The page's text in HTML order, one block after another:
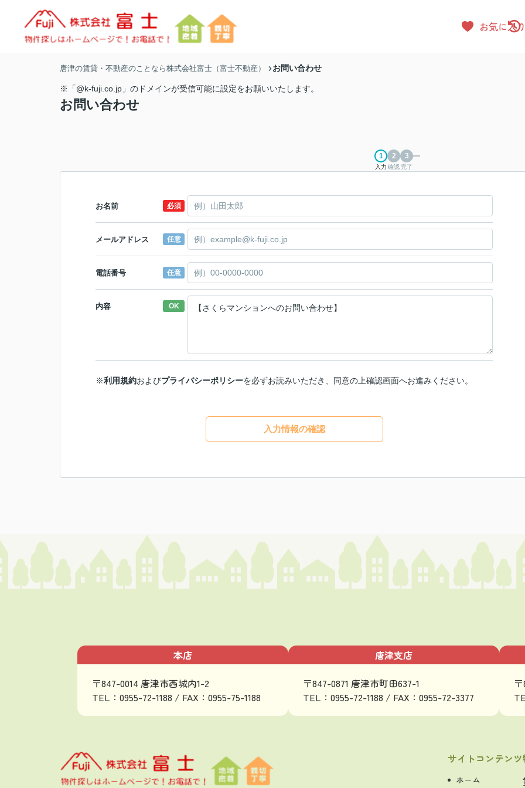
お気に入
唐津の賃貸・不動産のことなら株式会社富士（富士不動産） お問い合わせ
※「@k-fuji.co.jp」のドメインが受信可能に設定をお願いいたします。
お問い合わせ
入力 確認完了
お名前 必須
メールアドレス 任意
電話番号 任意
内容 OK
※利用規約およびプライバシーポリシーを必ずお読みいただき、同意の上確認画面へお進みください。
入力情報の確認
本店
〒847-0014 唐津市西城内1-2
TEL：0955-72-1188 / FAX：0955-75-1188
唐津支店
〒847-0871 唐津市町田637-1
TEL：0955-72-1188 / FAX：0955-72-3377
サイトコンテンツ
ホーム